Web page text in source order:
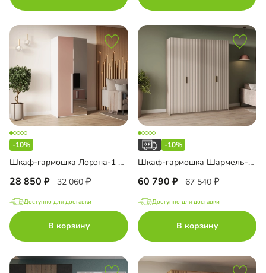
-10%
Шкаф-гармошка Лорэна-1 Премиум Тип 3
28 850 32 060
Доступно для доставки
В корзину
-10%
Шкаф-гармошка Шармель-2 Лайф
60 790 67 540
Доступно для доставки
В корзину